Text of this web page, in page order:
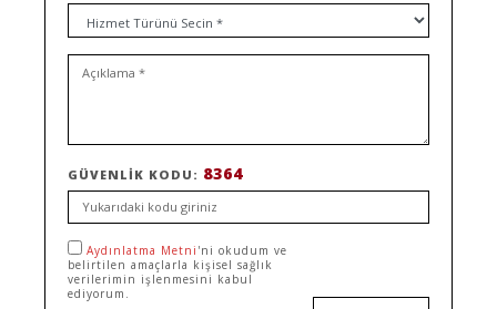
GÜVENLIK KODU: 8364
Aydınlatma Metni 'ni okudum ve
belirtilen amaçlarla kişisel sağlık
verilerimin işlenmesini kabul
ediyorum.